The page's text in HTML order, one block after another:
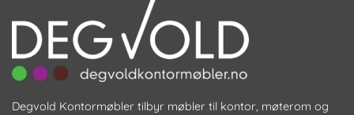
Degvold Kontormøbler tilbyr møbler til kontor, møterom og